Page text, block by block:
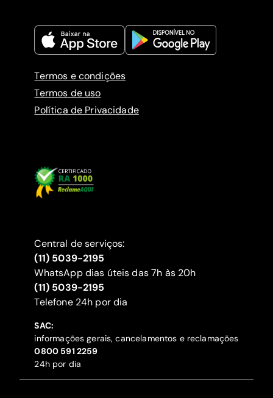
Termos e condições
Termos de uso
Política de Privacidade
Central de serviços:
(11) 5039-2195
WhatsApp dias úteis das 7h às 20h
(11) 5039-2195
‍Telefone 24h por dia
SAC:
informações gerais, cancelamentos e reclamações
‍0800 591 2259
24h por dia